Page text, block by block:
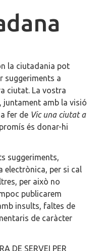
la ciutadania pot
suggeriments a
ciutat. La vostra
juntament amb la visió
fer de Vic una ciutat a
és donar-hi
suggeriments,
electrònica, per si cal
per això no
publicarem
insults, faltes de
de caràcter
DE SERVEI PER